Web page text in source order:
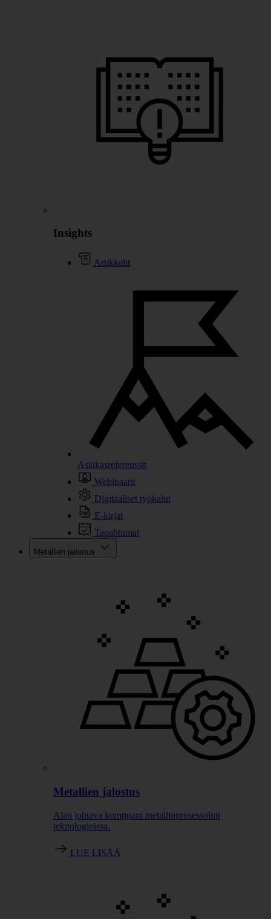
Insights
Artikkelit
Asiakasreferenssit
Webinaarit
Digitaaliset työkalut
E-kirjat
Tapahtumat
Metallien jalostus
Metallien jalostus
Alan johtava kumppani metallinprosessointi
teknologioissa.
LUE LISÄÄ